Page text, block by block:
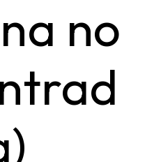
no